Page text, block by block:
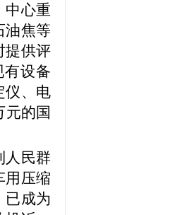
中心重
油焦等
提供评
设备
仪、电
元的国
人民群
用压缩
已成为